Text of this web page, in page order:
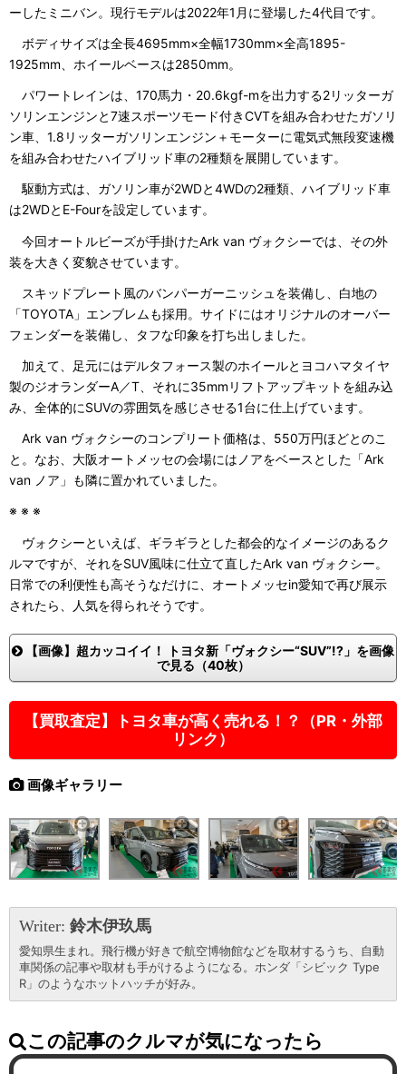
ーしたミニバン。現行モデルは2022年1月に登場した4代目です。
ボディサイズは全長4695mm×全幅1730mm×全高1895-
1925mm、ホイールベースは2850mm。
パワートレインは、170馬力・20.6kgf-mを出力する2リッターガ
ソリンエンジンと7速スポーツモード付きCVTを組み合わせたガソリ
ン車、1.8リッターガソリンエンジン＋モーターに電気式無段変速機
を組み合わせたハイブリッド車の2種類を展開しています。
駆動方式は、ガソリン車が2WDと4WDの2種類、ハイブリッド車
は2WDとE-Fourを設定しています。
今回オートルビーズが手掛けたArk van ヴォクシーでは、その外
装を大きく変貌させています。
スキッドプレート風のバンパーガーニッシュを装備し、白地の
「TOYOTA」エンブレムも採用。サイドにはオリジナルのオーバー
フェンダーを装備し、タフな印象を打ち出しました。
加えて、足元にはデルタフォース製のホイールとヨコハマタイヤ
製のジオランダーA／T、それに35mmリフトアップキットを組み込
み、全体的にSUVの雰囲気を感じさせる1台に仕上げています。
Ark van ヴォクシーのコンプリート価格は、550万円ほどとのこ
と。なお、大阪オートメッセの会場にはノアをベースとした「Ark
van ノア」も隣に置かれていました。
※ ※ ※
ヴォクシーといえば、ギラギラとした都会的なイメージのあるク
ルマですが、それをSUV風味に仕立て直したArk van ヴォクシー。
日常での利便性も高そうなだけに、オートメッセin愛知で再び展示
されたら、人気を得られそうです。
【画像】超カッコイイ！ トヨタ新「ヴォクシー“SUV”!?」を画像
で見る（40枚）
【買取査定】トヨタ車が高く売れる！？（PR・外部
リンク）
画像ギャラリー
Writer: 鈴木伊玖馬
愛知県生まれ。飛行機が好きで航空博物館などを取材するうち、自動
車関係の記事や取材も手がけるようになる。ホンダ「シビック Type
R」のようなホットハッチが好み。
この記事のクルマが気になったら